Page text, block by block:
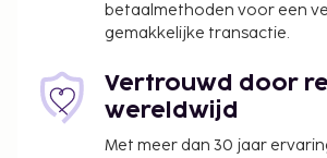
betaalmethoden voor een
gemakkelijke transactie.
Vertrouwd door
wereldwijd
Met meer dan 30 jaar